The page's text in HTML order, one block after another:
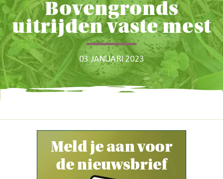
Bovengronds
uitrijden vaste mest
03 JANUARI 2023